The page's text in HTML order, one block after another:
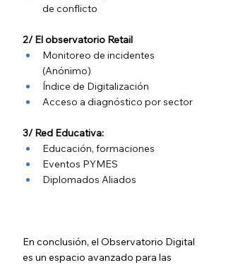
de conflicto
2/ El observatorio Retail
Monitoreo de incidentes
(Anónimo)
Índice de Digitalización
Acceso a diagnóstico por sector
3/ Red Educativa:
Educación, formaciones
Eventos PYMES
Diplomados Aliados
En conclusión, el Observatorio Digital
es un espacio avanzado para las